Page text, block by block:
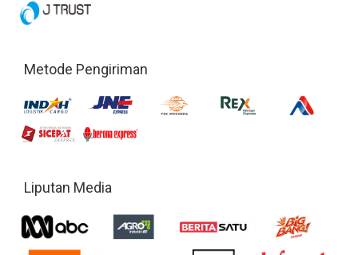
Metode Pengiriman
Liputan Media